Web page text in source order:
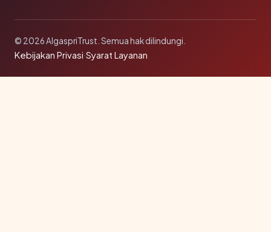
© 2026 AlgaspriTrust. Semua hak dilindungi.
Kebijakan Privasi·Syarat Layanan